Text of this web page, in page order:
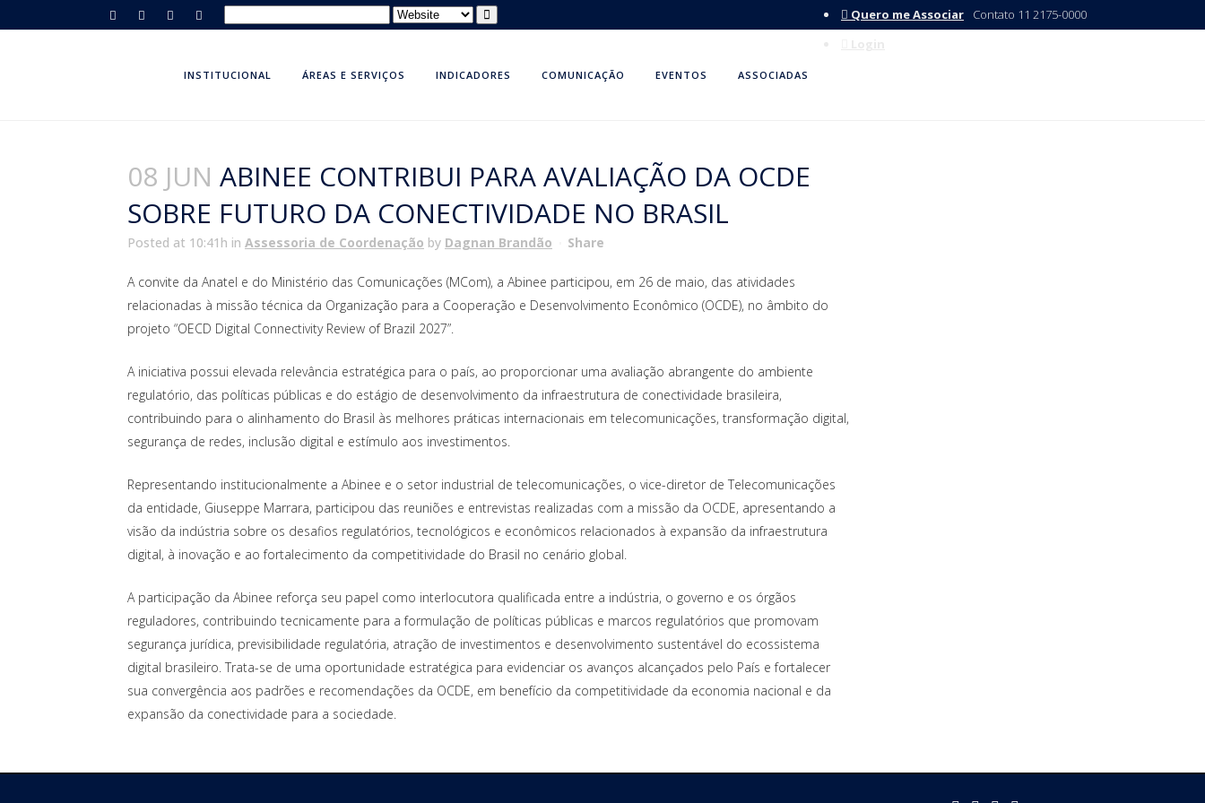
Quero me Associar
Contato 11 2175-0000
INSTITUCIONAL ÁREAS E SERVIÇOS INDICADORES COMUNICAÇÃO EVENTOS ASSOCIADAS
08 JUN ABINEE CONTRIBUI PARA AVALIAÇÃO DA OCDE
SOBRE FUTURO DA CONECTIVIDADE NO BRASIL
Posted at 10:41h in Assessoria de Coordenação by Dagnan Brandão Share
A convite da Anatel e do Ministério das Comunicações (MCom), a Abinee participou, em 26 de maio, das atividades
relacionadas à missão técnica da Organização para a Cooperação e Desenvolvimento Econômico (OCDE), no âmbito do
projeto “OECD Digital Connectivity Review of Brazil 2027”.
A iniciativa possui elevada relevância estratégica para o país, ao proporcionar uma avaliação abrangente do ambiente
regulatório, das políticas públicas e do estágio de desenvolvimento da infraestrutura de conectividade brasileira,
contribuindo para o alinhamento do Brasil às melhores práticas internacionais em telecomunicações, transformação digital,
segurança de redes, inclusão digital e estímulo aos investimentos.
Representando institucionalmente a Abinee e o setor industrial de telecomunicações, o vice-diretor de Telecomunicações
da entidade, Giuseppe Marrara, participou das reuniões e entrevistas realizadas com a missão da OCDE, apresentando a
visão da indústria sobre os desafios regulatórios, tecnológicos e econômicos relacionados à expansão da infraestrutura
digital, à inovação e ao fortalecimento da competitividade do Brasil no cenário global.
A participação da Abinee reforça seu papel como interlocutora qualificada entre a indústria, o governo e os órgãos
reguladores, contribuindo tecnicamente para a formulação de políticas públicas e marcos regulatórios que promovam
segurança jurídica, previsibilidade regulatória, atração de investimentos e desenvolvimento sustentável do ecossistema
digital brasileiro. Trata-se de uma oportunidade estratégica para evidenciar os avanços alcançados pelo País e fortalecer
sua convergência aos padrões e recomendações da OCDE, em benefício da competitividade da economia nacional e da
expansão da conectividade para a sociedade.